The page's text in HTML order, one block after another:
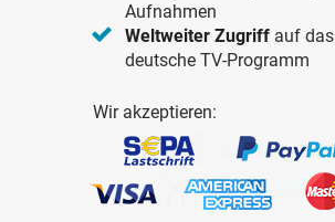
Aufnahmen
Weltweiter Zugriff auf das
deutsche TV-Programm
Wir akzeptieren: